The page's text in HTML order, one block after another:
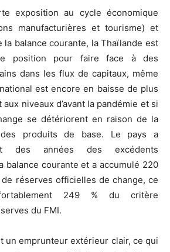
exposition au cycle économique
manufacturières et tourisme) et
la balance courante, la Thaïlande est
position pour faire face à des
dans les flux de capitaux, même
est encore en baisse de plus
niveaux d’avant la pandémie et si
se détériorent en raison de la
produits de base. Le pays a
des années des excédents
balance courante et a accumulé 220
réserves officielles de change, ce
249 % du critère
du FMI.
un emprunteur extérieur clair, ce qui